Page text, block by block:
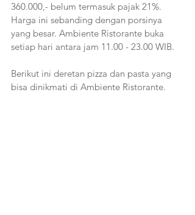
360.000,- belum termasuk pajak 21%.
Harga ini sebanding dengan porsinya
yang besar. Ambiente Ristorante buka
setiap hari antara jam 11.00 - 23.00 WIB.
Berikut ini deretan pizza dan pasta yang
bisa dinikmati di Ambiente Ristorante.